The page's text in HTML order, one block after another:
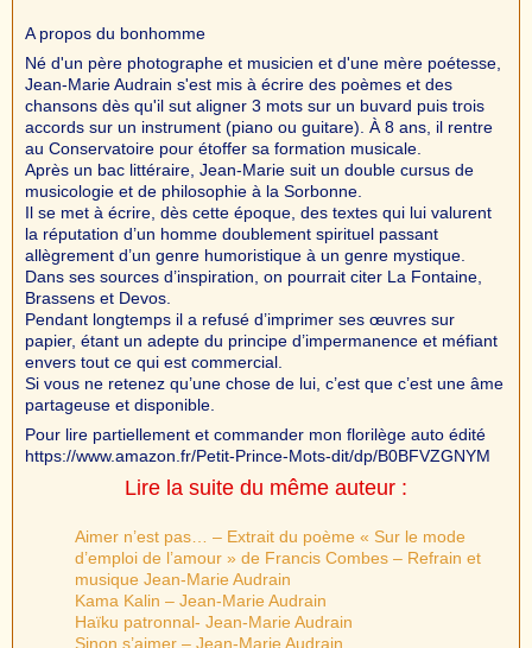
A propos du bonhomme
Né d'un père photographe et musicien et d'une mère poétesse,
Jean-Marie Audrain s'est mis à écrire des poèmes et des
chansons dès qu'il sut aligner 3 mots sur un buvard puis trois
accords sur un instrument (piano ou guitare). À 8 ans, il rentre
au Conservatoire pour étoffer sa formation musicale.
Après un bac littéraire, Jean-Marie suit un double cursus de
musicologie et de philosophie à la Sorbonne.
Il se met à écrire, dès cette époque, des textes qui lui valurent
la réputation d’un homme doublement spirituel passant
allègrement d’un genre humoristique à un genre mystique.
Dans ses sources d’inspiration, on pourrait citer La Fontaine,
Brassens et Devos.
Pendant longtemps il a refusé d’imprimer ses œuvres sur
papier, étant un adepte du principe d’impermanence et méfiant
envers tout ce qui est commercial.
Si vous ne retenez qu’une chose de lui, c’est que c’est une âme
partageuse et disponible.
Pour lire partiellement et commander mon florilège auto édité
https://www.amazon.fr/Petit-Prince-Mots-dit/dp/B0BFVZGNYM
Lire la suite du même auteur :
Aimer n’est pas… – Extrait du poème « Sur le mode
d’emploi de l’amour » de Francis Combes – Refrain et
musique Jean-Marie Audrain
Kama Kalin – Jean-Marie Audrain
Haïku patronnal- Jean-Marie Audrain
Sinon s’aimer – Jean-Marie Audrain